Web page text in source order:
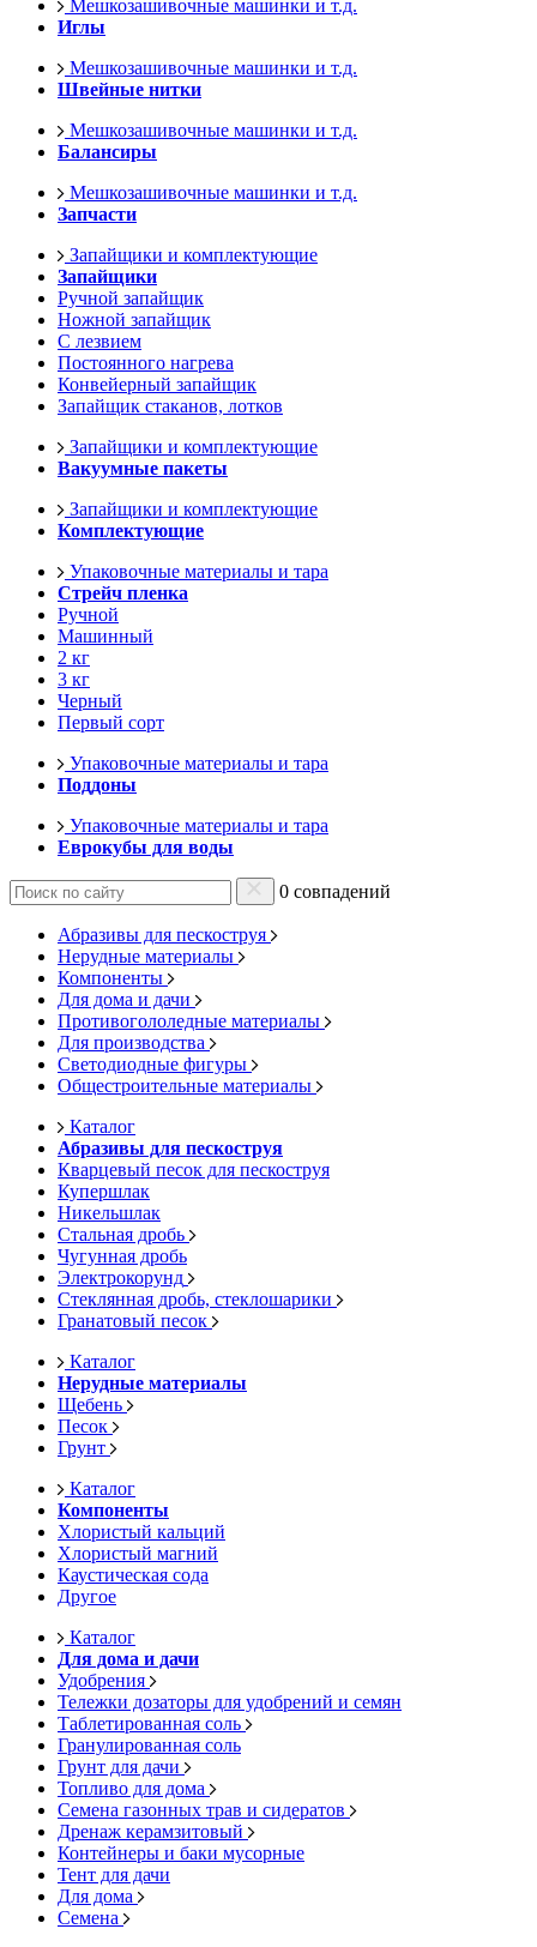
Мешкозашивочные машинки и т.д.
Иглы
Мешкозашивочные машинки и т.д.
Швейные нитки
Мешкозашивочные машинки и т.д.
Балансиры
Мешкозашивочные машинки и т.д.
Запчасти
Запайщики и комплектующие
Запайщики
Ручной запайщик
Ножной запайщик
С лезвием
Постоянного нагрева
Конвейерный запайщик
Запайщик стаканов, лотков
Запайщики и комплектующие
Вакуумные пакеты
Запайщики и комплектующие
Комплектующие
Упаковочные материалы и тара
Стрейч пленка
Ручной
Машинный
2 кг
3 кг
Черный
Первый сорт
Упаковочные материалы и тара
Поддоны
Упаковочные материалы и тара
Еврокубы для воды
0 совпадений
Абразивы для пескоструя
Нерудные материалы
Компоненты
Для дома и дачи
Противогололедные материалы
Для производства
Светодиодные фигуры
Общестроительные материалы
Каталог
Абразивы для пескоструя
Кварцевый песок для пескоструя
Купершлак
Никельшлак
Стальная дробь
Чугунная дробь
Электрокорунд
Стеклянная дробь, стеклошарики
Гранатовый песок
Каталог
Нерудные материалы
Щебень
Песок
Грунт
Каталог
Компоненты
Хлористый кальций
Хлористый магний
Каустическая сода
Другое
Каталог
Для дома и дачи
Удобрения
Тележки дозаторы для удобрений и семян
Таблетированная соль
Гранулированная соль
Грунт для дачи
Топливо для дома
Семена газонных трав и сидератов
Дренаж керамзитовый
Контейнеры и баки мусорные
Тент для дачи
Для дома
Семена